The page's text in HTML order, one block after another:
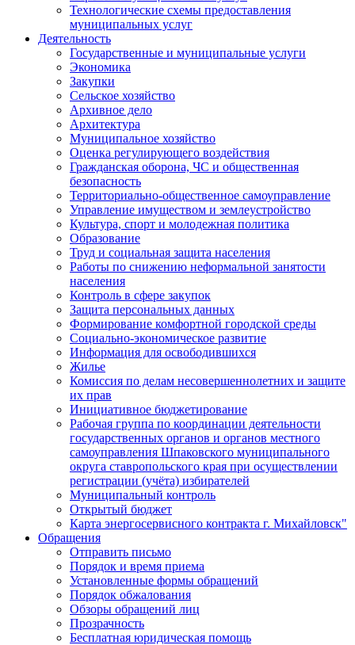
Технологические схемы предоставления
муниципальных услуг
Деятельность
Государственные и муниципальные услуги
Экономика
Закупки
Сельское хозяйство
Архивное дело
Архитектура
Муниципальное хозяйство
Оценка регулирующего воздействия
Гражданская оборона, ЧС и общественная
безопасность
Территориально-общественное самоуправление
Управление имуществом и землеустройство
Культура, спорт и молодежная политика
Образование
Труд и социальная защита населения
Работы по снижению неформальной занятости
населения
Контроль в сфере закупок
Защита персональных данных
Формирование комфортной городской среды
Социально-экономическое развитие
Информация для освободившихся
Жилье
Комиссия по делам несовершеннолетних и защите
их прав
Инициативное бюджетирование
Рабочая группа по координации деятельности
государственных органов и органов местного
самоуправления Шпаковского муниципального
округа ставропольского края при осуществлении
регистрации (учёта) избирателей
Муниципальный контроль
Открытый бюджет
Карта энергосервисного контракта г. Михайловск"
Обращения
Отправить письмо
Порядок и время приема
Установленные формы обращений
Порядок обжалования
Обзоры обращений лиц
Прозрачность
Бесплатная юридическая помощь